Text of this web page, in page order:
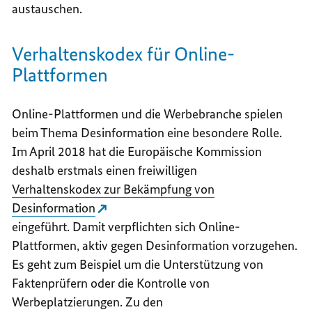
austauschen.
Verhaltenskodex für Online-
Plattformen
Online-Plattformen und die Werbebranche spielen
beim Thema Desinformation eine besondere Rolle.
Im April 2018 hat die Europäische Kommission
deshalb erstmals einen freiwilligen
Verhaltenskodex zur Bekämpfung von
Desinformation
eingeführt. Damit verpflichten sich Online-
Plattformen, aktiv gegen Desinformation vorzugehen.
Es geht zum Beispiel um die Unterstützung von
Faktenprüfern oder die Kontrolle von
Werbeplatzierungen. Zu den